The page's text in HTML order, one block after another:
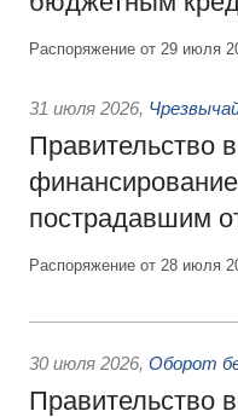
Распоряжение от 29 июля
31 июля 2026,
Правительство
пострадавшим
Распоряжение от 28 июля
30 июля 2026, Оборот
Правительство